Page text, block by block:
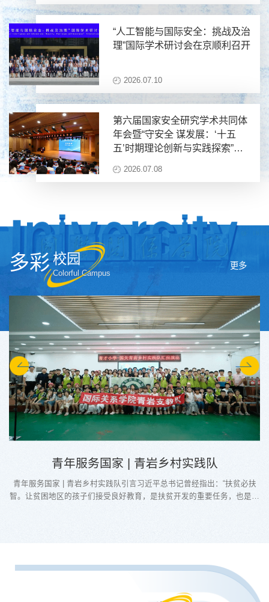
“人工智能与国际安全：挑战及治
理”国际学术研讨会在京顺利召开
2026.07.10
第六届国家安全研究学术共同体
年会暨“守安全 谋发展：‘十五
五’时期理论创新与实践探索”学
2026.07.08
多彩 校园
Colorful Campus
更多
青年服务国家 | 青岩乡村实践队
家 | 青岩乡村实践队引言习近平总书记曾经指出：“扶贫必扶
地区的孩子们接受良好教育，是扶贫开发的重要任务，也是阻